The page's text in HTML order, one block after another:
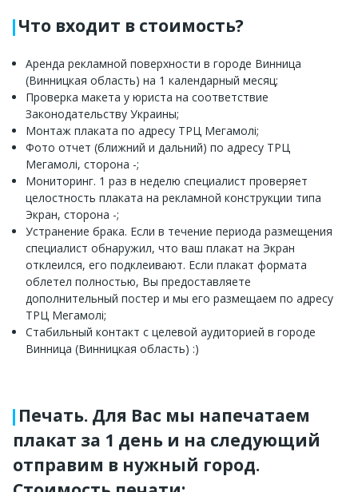
Что входит в стоимость?
Аренда рекламной поверхности в городе Винница
(Винницкая область) на 1 календарный месяц;
Проверка макета у юриста на соответствие
Законодательству Украины;
Монтаж плаката по адресу ТРЦ Мегамолі;
Фото отчет (ближний и дальний) по адресу ТРЦ
Мегамолі, сторона -;
Мониторинг. 1 раз в неделю специалист проверяет
целостность плаката на рекламной конструкции типа
Экран, сторона -;
Устранение брака. Если в течение периода размещения
специалист обнаружил, что ваш плакат на Экран
отклеился, его подклеивают. Если плакат формата
облетел полностью, Вы предоставляете
дополнительный постер и мы его размещаем по адресу
ТРЦ Мегамолі;
Стабильный контакт с целевой аудиторией в городе
Винница (Винницкая область) :)
Печать. Для Вас мы напечатаем
плакат за 1 день и на следующий
отправим в нужный город.